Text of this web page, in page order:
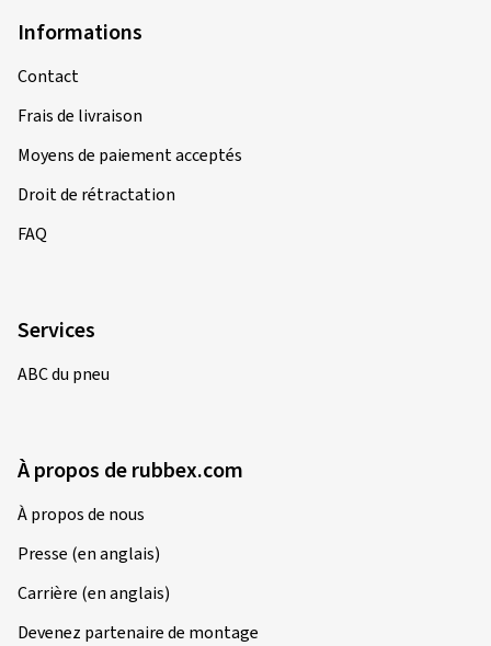
Informations
Contact
Frais de livraison
Moyens de paiement acceptés
Droit de rétractation
FAQ
Services
ABC du pneu
À propos de rubbex.com
À propos de nous
Presse (en anglais)
Carrière (en anglais)
Devenez partenaire de montage